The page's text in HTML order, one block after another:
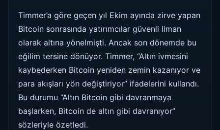
Timmer’a göre geçen yıl Ekim ayında zirve yapan
Bitcoin sonrasında yatırımcılar güvenli liman
olarak altına yönelmişti. Ancak son dönemde bu
eğilim tersine dönüyor. Timmer, “Altın ivmesini
kaybederken Bitcoin yeniden zemin kazanıyor ve
para akışları yön değiştiriyor” ifadelerini kullandı.
Bu durumu “Altın Bitcoin gibi davranmaya
başlarken, Bitcoin de altın gibi davranıyor”
sözleriyle özetledi.